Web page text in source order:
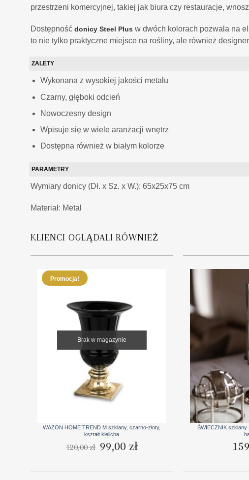
przestrzeni komercyjnej, takiej jak biura czy restauracje,
Dostępność donicy Steel Plus w dwóch kolorach pozwala na
to nie tylko praktyczne miejsce na rośliny, ale również
ZALETY
Wykonana z wysokiej jakości metalu
Czarny, głęboki odcień
Nowoczesny design
Wpisuje się w wiele aranżacji wnętrz
Dostępna również w białym kolorze
PARAMETRY
Wymiary donicy (Dł. x Sz. x W.): 65x25x75 cm
Materiał: Metal
KLIENCI OGLĄDALI RÓWNIEŻ
Promocja!
Brak w magazynie
WAZON HOME TREND M szklany, czarno-złoty,
kształt kielicha
120,00zł
Pierwotna
cena
99,00 złcena
+
ŚWIECZNIK szklany